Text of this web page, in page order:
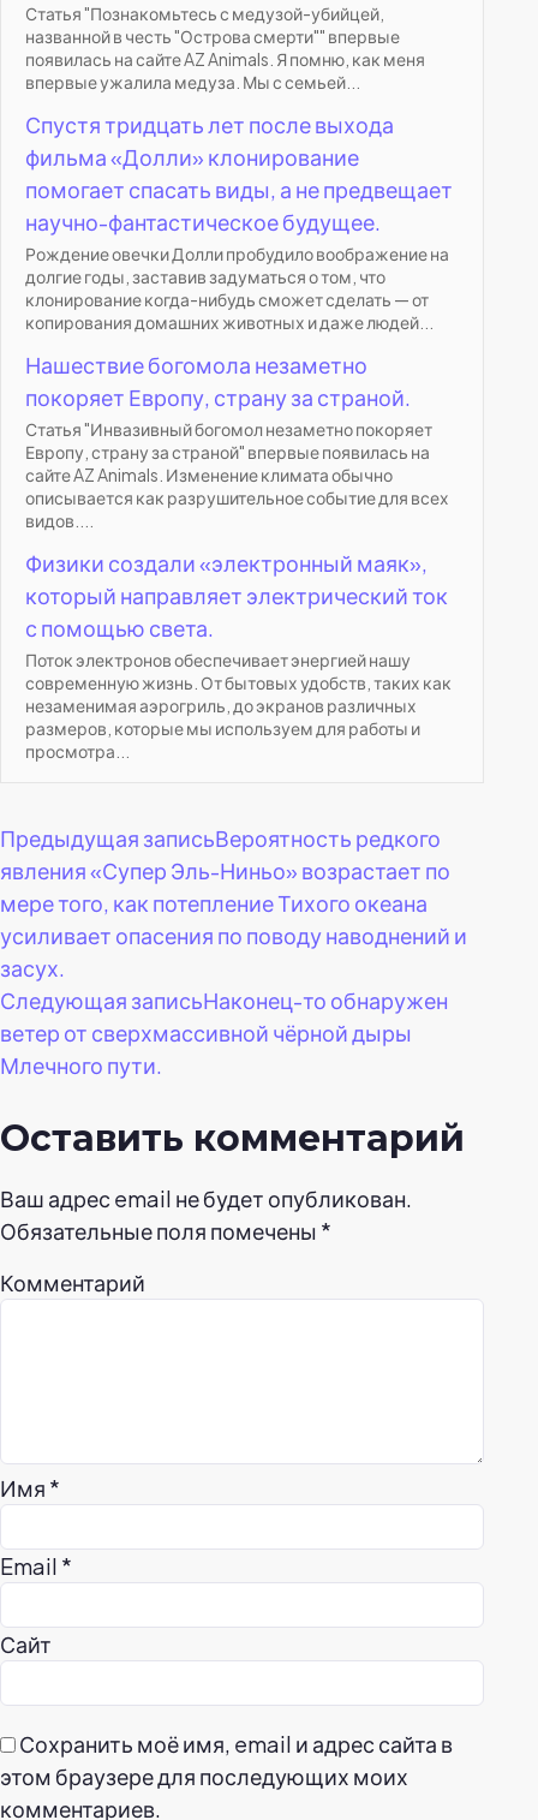
Статья "Познакомьтесь с медузой-убийцей,
названной в честь "Острова смерти"" впервые
появилась на сайте AZ Animals. Я помню, как меня
впервые ужалила медуза. Мы с семьей...
Спустя тридцать лет после выхода
фильма «Долли» клонирование
помогает спасать виды, а не предвещает
научно-фантастическое будущее.
Рождение овечки Долли пробудило воображение на
долгие годы, заставив задуматься о том, что
клонирование когда-нибудь сможет сделать — от
копирования домашних животных и даже людей...
Нашествие богомола незаметно
покоряет Европу, страну за страной.
Статья "Инвазивный богомол незаметно покоряет
Европу, страну за страной" впервые появилась на
сайте AZ Animals. Изменение климата обычно
описывается как разрушительное событие для всех
видов....
Физики создали «электронный маяк»,
который направляет электрический ток
с помощью света.
Поток электронов обеспечивает энергией нашу
современную жизнь. От бытовых удобств, таких как
незаменимая аэрогриль, до экранов различных
размеров, которые мы используем для работы и
просмотра...
Навигация
по
записям
Предыдущая записьВероятность редкого
явления «Супер Эль-Ниньо» возрастает по
мере того, как потепление Тихого океана
усиливает опасения по поводу наводнений и
засух.
Следующая записьНаконец-то обнаружен
ветер от сверхмассивной чёрной дыры
Млечного пути.
Оставить комментарий
Ваш адрес email не будет опубликован.
Обязательные поля помечены *
Комментарий
Имя *
Email *
Сайт
Сохранить моё имя, email и адрес сайта в
этом браузере для последующих моих
комментариев.